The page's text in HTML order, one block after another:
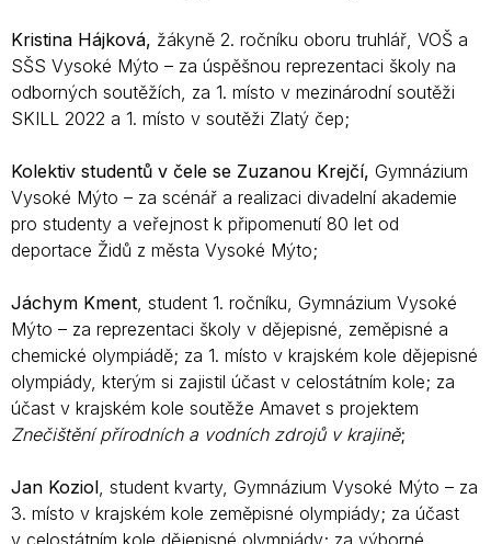
Kristina Hájková, žákyně 2. ročníku oboru truhlář, VOŠ a
SŠS Vysoké Mýto – za úspěšnou reprezentaci školy na
odborných soutěžích, za 1. místo v mezinárodní soutěži
SKILL 2022 a 1. místo v soutěži Zlatý čep;
Kolektiv studentů v čele se Zuzanou Krejčí, Gymnázium
Vysoké Mýto – za scénář a realizaci divadelní akademie
pro studenty a veřejnost k připomenutí 80 let od
deportace Židů z města Vysoké Mýto;
Jáchym Kment, student 1. ročníku, Gymnázium Vysoké
Mýto – za reprezentaci školy v dějepisné, zeměpisné a
chemické olympiádě; za 1. místo v krajském kole dějepisné
olympiády, kterým si zajistil účast v celostátním kole; za
účast v krajském kole soutěže Amavet s projektem
Znečištění přírodních a vodních zdrojů v krajině;
Jan Koziol, student kvarty, Gymnázium Vysoké Mýto – za
3. místo v krajském kole zeměpisné olympiády; za účast